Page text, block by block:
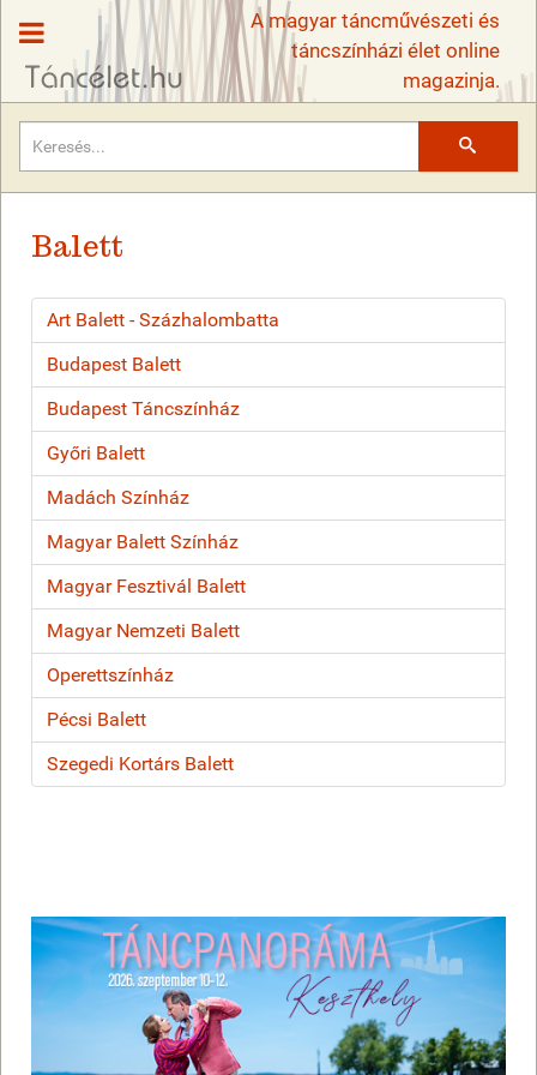
A magyar táncművészeti és
táncszínházi élet online
magazinja.
Balett
Art Balett - Százhalombatta
Budapest Balett
Budapest Táncszínház
Győri Balett
Madách Színház
Magyar Balett Színház
Magyar Fesztivál Balett
Magyar Nemzeti Balett
Operettszínház
Pécsi Balett
Szegedi Kortárs Balett